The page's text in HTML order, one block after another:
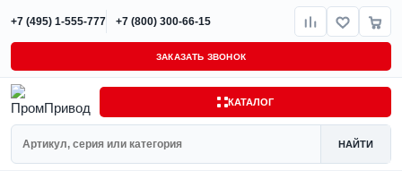
+7 (495) 1-555-777 +7 (800) 300-66-15
ЗАКАЗАТЬ ЗВОНОК
КАТАЛОГ
НАЙТИ